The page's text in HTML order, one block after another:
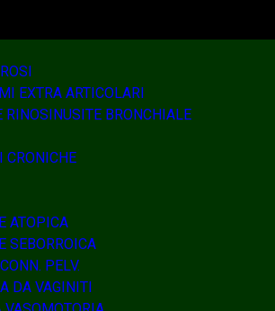
EXTRA ARTICOLARI
RINOSINUSITE BRONCHIALE
CRONICHE
ATOPICA
SEBORROICA
PELV.
DA VAGINITI